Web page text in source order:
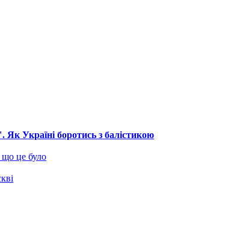
Україні боротись з балістикою
що це було